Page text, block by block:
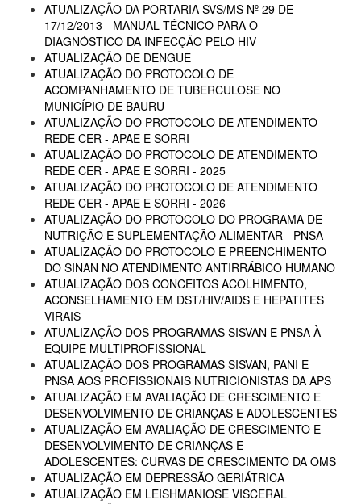
ATUALIZAÇÃO DA PORTARIA SVS/MS Nº 29 DE
17/12/2013 - MANUAL TÉCNICO PARA O
DIAGNÓSTICO DA INFECÇÃO PELO HIV
ATUALIZAÇÃO DE DENGUE
ATUALIZAÇÃO DO PROTOCOLO DE
ACOMPANHAMENTO DE TUBERCULOSE NO
MUNICÍPIO DE BAURU
ATUALIZAÇÃO DO PROTOCOLO DE ATENDIMENTO
REDE CER - APAE E SORRI
ATUALIZAÇÃO DO PROTOCOLO DE ATENDIMENTO
REDE CER - APAE E SORRI - 2025
ATUALIZAÇÃO DO PROTOCOLO DE ATENDIMENTO
REDE CER - APAE E SORRI - 2026
ATUALIZAÇÃO DO PROTOCOLO DO PROGRAMA DE
NUTRIÇÃO E SUPLEMENTAÇÃO ALIMENTAR - PNSA
ATUALIZAÇÃO DO PROTOCOLO E PREENCHIMENTO
DO SINAN NO ATENDIMENTO ANTIRRÁBICO HUMANO
ATUALIZAÇÃO DOS CONCEITOS ACOLHIMENTO,
ACONSELHAMENTO EM DST/HIV/AIDS E HEPATITES
VIRAIS
ATUALIZAÇÃO DOS PROGRAMAS SISVAN E PNSA À
EQUIPE MULTIPROFISSIONAL
ATUALIZAÇÃO DOS PROGRAMAS SISVAN, PANI E
PNSA AOS PROFISSIONAIS NUTRICIONISTAS DA APS
ATUALIZAÇÃO EM AVALIAÇÃO DE CRESCIMENTO E
DESENVOLVIMENTO DE CRIANÇAS E ADOLESCENTES
ATUALIZAÇÃO EM AVALIAÇÃO DE CRESCIMENTO E
DESENVOLVIMENTO DE CRIANÇAS E
ADOLESCENTES: CURVAS DE CRESCIMENTO DA OMS
ATUALIZAÇÃO EM DEPRESSÃO GERIÁTRICA
ATUALIZAÇÃO EM LEISHMANIOSE VISCERAL